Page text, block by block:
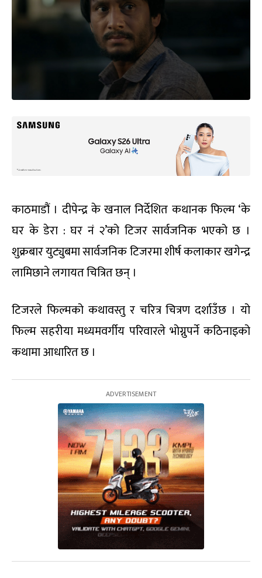
काठमाडौं । दीपेन्द्र के खनाल निर्देशित कथानक फिल्म ‘के
घर के डेरा : घर नं २’को टिजर सार्वजनिक भएको छ ।
शुक्रबार युट्युबमा सार्वजनिक टिजरमा शीर्ष कलाकार खगेन्द्र
लामिछाने लगायत चित्रित छन् ।
टिजरले फिल्मको कथावस्तु र चरित्र चित्रण दर्शाउँछ । यो
फिल्म सहरीया मध्यमवर्गीय परिवारले भोग्नुपर्ने कठिनाइको
कथामा आधारित छ ।